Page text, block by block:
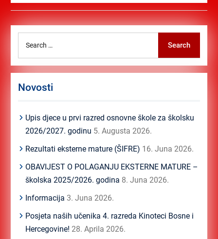
Search
Novosti
Upis djece u prvi razred osnovne škole za školsku
2026/2027. godinu 5. Augusta 2026.
Rezultati eksterne mature (ŠIFRE) 16. Juna 2026.
OBAVIJEST O POLAGANJU EKSTERNE MATURE –
školska 2025/2026. godina 8. Juna 2026.
Informacija 3. Juna 2026.
Posjeta naših učenika 4. razreda Kinoteci Bosne i
Hercegovine! 28. Aprila 2026.